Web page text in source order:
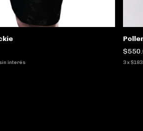
sin interés 3 x